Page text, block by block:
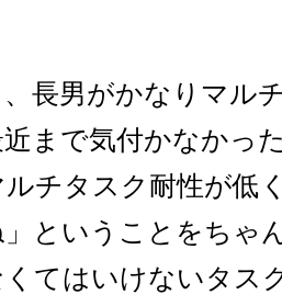
長男がかなりマル
まで気付かなかっ
チタスク耐性が低
ということをちゃ
てはいけないタス